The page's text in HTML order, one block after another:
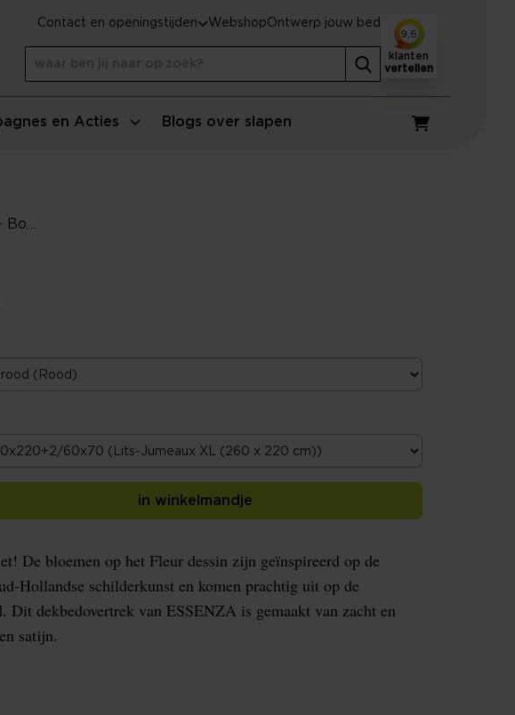
en Acties Blogs over slapen
Winkelwagen
Contact en openingstijden WebshopOntwerp jouw bed
9,6
klanten
vertellen
in winkelmandje
De bloemen op het Fleur dessin zijn geïnspireerd op de
Hollandse schilderkunst en komen prachtig uit op de
Dit dekbedovertrek van ESSENZA is gemaakt van zacht en
satijn.